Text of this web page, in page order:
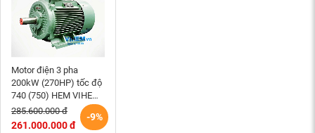
Motor điện 3 pha
200kW (270HP) tốc độ
740 (750) HEM VIHEM
(Việt Hung) điện cơ Hà
Nội
-9%
285.600.000 đ
261.000.000 đ